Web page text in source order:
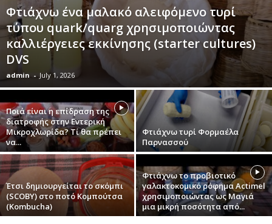
Φτιάχνω ένα μαλακό αλειφόμενο τυρί
τύπου quark/quarg χρησιμοποιώντας
καλλιέργειες εκκίνησης (starter cultures)
DVS
admin - July 1, 2026
Ποιά είναι η επίδραση της
διατροφής στην Εντερική
Μικροχλωρίδα? Τί θα πρέπει
να...
Φτιάχνω τυρί Φορμαέλα
Παρνασσού
Έτσι δημιουργείται το σκόμπι
(SCOBY) στο ποτό Κομπούτσα
(Kombucha)
Φτιάχνω το προβιοτικό
γαλακτοκομικό ρόφημα Actimel
χρησιμοποιώντας ως Μαγιά
μια μικρή ποσότητα από...